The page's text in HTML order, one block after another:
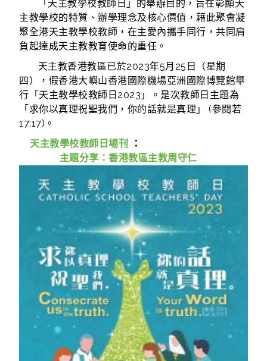
「天主教學校教師日」的舉辦目的，旨在彰顯天
主教學校的特質、辦學理念及核心價值，藉此聚會凝
聚全港天主教學校教師，在主愛內攜手同行，共同肩
負起達成天主教教育使命的重任。
天主教香港教區已於2023年5月25日（星期
四），假香港大嶼山香港國際機場亞洲國際博覽館舉
行「天主教學校教師日2023」。是次教師日主題為
「求你以真理祝聖我們，你的話就是真理」 (參閱若
17:17)。
天主教學校教師日場刊
：
主題分享：香港教區主教周守仁